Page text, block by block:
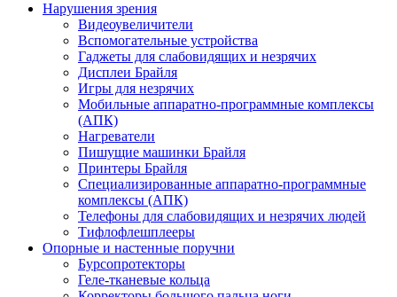
Нарушения зрения
Видеоувеличители
Вспомогательные устройства
Гаджеты для слабовидящих и незрячих
Дисплеи Брайля
Игры для незрячих
Мобильные аппаратно-программные комплексы
(АПК)
Нагреватели
Пишущие машинки Брайля
Принтеры Брайля
Специализированные аппаратно-программные
комплексы (АПК)
Телефоны для слабовидящих и незрячих людей
Тифлофлешплееры
Опорные и настенные поручни
Бурсопротекторы
Геле-тканевые кольца